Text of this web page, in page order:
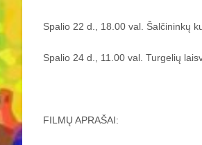
Spalio 22 d., 18.00 val. Šalčininkų
Spalio 24 d., 11.00 val. Turgelių
FILMŲ APRAŠAI: